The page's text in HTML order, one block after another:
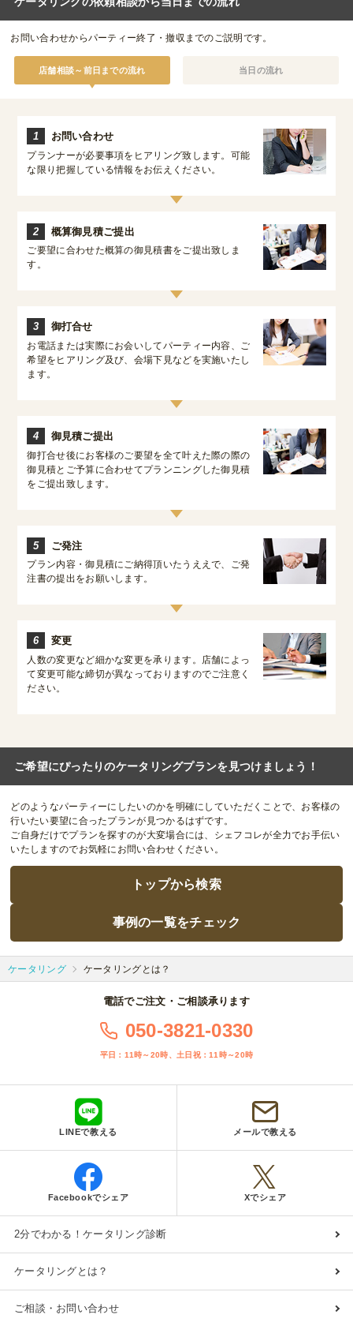
お問い合わせからパーティー終了・撤収までのご説明です。
店舗相談～前日までの流れ 当日の流れ
1 お問い合わせ
プランナーが必要事項をヒアリング致します。可能
な限り把握している情報をお伝えください。
2 概算御見積ご提出
ご要望に合わせた概算の御見積書をご提出致しま
す。
3 御打合せ
お電話または実際にお会いしてパーティー内容、ご
希望をヒアリング及び、会場下見などを実施いたし
ます。
4 御見積ご提出
御打合せ後にお客様のご要望を全て叶えた際の際の
御見積とご予算に合わせてプランニングした御見積
をご提出致します。
5 ご発注
プラン内容・御見積にご納得頂いたうええで、ご発
注書の提出をお願いします。
6 変更
人数の変更など細かな変更を承ります。店舗によっ
て変更可能な締切が異なっておりますのでご注意く
ださい。
ご希望にぴったりのケータリングプランを見つけましょう！
どのようなパーティーにしたいのかを明確にしていただくことで、お客様の
行いたい要望に合ったプランが見つかるはずです。
ご自身だけでプランを探すのが大変場合には、シェフコレが全力でお手伝い
いたしますのでお気軽にお問い合わせください。
トップから検索
事例の一覧をチェック
ケータリング ケータリングとは？
電話でご注文・ご相談承ります
050-3821-0330
平日：11時～20時、土日祝：11時～20時
LINEで教える メールで教える
Facebookでシェア Xでシェア
2分でわかる！ケータリング診断
ケータリングとは？
ご相談・お問い合わせ